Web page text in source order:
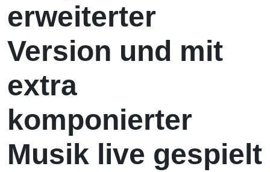
erweiterter
Version und mit
extra
komponierter
Musik live gespielt